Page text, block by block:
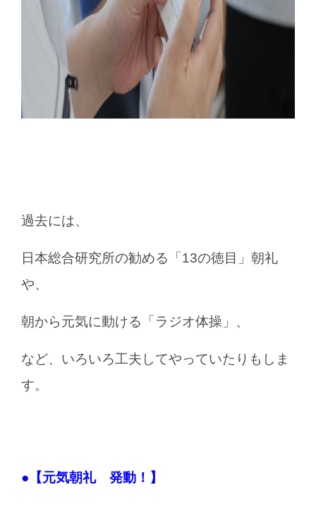
過去には、
日本総合研究所の勧める「13の徳目」朝礼
や、
朝から元気に動ける「ラジオ体操」、
など、いろいろ工夫してやっていたりもしま
す。
●【元気朝礼 発動！】